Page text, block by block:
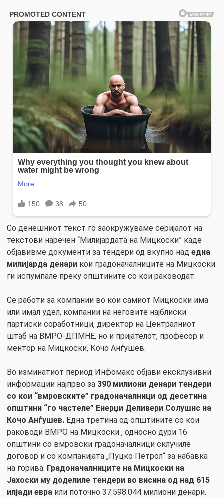
Со денешниот текст го заокружуваме серијалот на
текстови наречен “Милијардата на Мицкоски” каде
објавивме документи за тендери од вкупно над една
милијарда денари кои градоначалниците на Мицкоски
ги испумпале преку општините со кои раководат.
Се работи за компании во кои самиот Мицкоски има
или имал удел, компании на неговите најблиски
партиски соработници, директор на Централниот
штаб на ВМРО-ДПМНЕ, но и пријателот, професор и
ментор на Мицкоски, Кочо Анѓушев.
Во изминатиот период Инфомакс објави ексклузивни
информации најпрво за 390 милиони денари тендери
со кои “вмровските” градоначалници од десетина
општини “го частеле” Енерџи Деливери Солушнс на
Кочо Анѓушев. Една третина од општините со кои
раководи ВМРО на Мицкоски , односно дури 16
општини со вмровски градоначалници склучиле
договор и со компанијата „Пуцко Петрол“ за набавка
на горива. Градоначалниците на Мицкоски на
Јахоски му доделиле тендери во висина од над 615
илјади евра или поточно 37.598.044 милиони денари.